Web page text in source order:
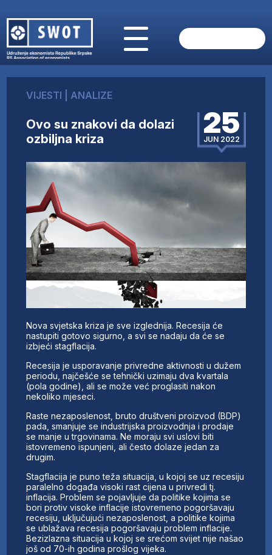
O NAMA
AKTUELNO
ANALIZE
FINANSIJE
IZ STRANIH MEDIJA
AKTIVNOSTI
SWOT INTERVJU
UČLANI SE
KONTAKT
VIJESTI ANALIZE
Ovo su znakovi da dolazi
ozbiljna kriza
25
JUN 2022
Nova svjetska kriza je sve izglednija. Recesija će
nastupiti gotovo sigurno, a svi se nadaju da će se
izbjeći stagflacija.
Recesija je usporavanje privredne aktivnosti u dužem
periodu, najčešće se tehnički uzimaju dva kvartala
(pola godine), ali se može već proglasiti nakon
nekoliko mjeseci.
Raste nezaposlenost, bruto društveni proizvod (BDP)
pada, smanjuje se industrijska proizvodnja i prodaje
se manje u trgovinama. Ne moraju svi uslovi biti
istovremeno ispunjeni, ali često dolaze jedan za
drugim.
Stagflacija je puno teža situacija, u kojoj se uz recesiju
paralelno događa visoki rast cijena u privredi tj.
inflacija. Problem se pojavljuje da politike kojima se
bori protiv visoke inflacije istovremeno pogoršavaju
recesiju, uključujući nezaposlenost, a politike kojima
se ublažava recesija pogoršavaju problem inflacije.
Bezizlazna situacija u kojoj se srećom svijet nije našao
još od 70-ih godina prošlog vijeka.